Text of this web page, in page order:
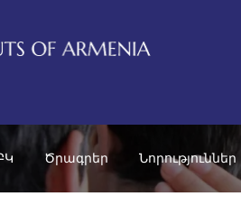
Ծրագրեր Նորություններ